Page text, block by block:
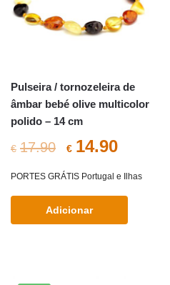
Pulseira / tornozeleira de
âmbar bebé olive multicolor
polido – 14 cm
€ 17.90
O
preço
original
era:
€ 14.90O
preço
atual
é:
PORTES GRÁTIS Portugal e Ilhas
Adicionar